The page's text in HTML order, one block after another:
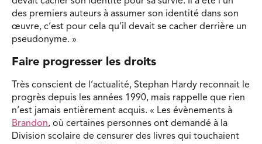
des premiers auteurs à assumer son identité dans son
œuvre, c’est pour cela qu’il devait se cacher derrière un
pseudonyme. »
Faire progresser les droits
Très conscient de l’actualité, Stephan Hardy reconnait le
progrès depuis les années 1990, mais rappelle que rien
n’est jamais entièrement acquis. « Les évènements à
Brandon, où certaines personnes ont demandé à la
Division scolaire de censurer des livres qui touchaient